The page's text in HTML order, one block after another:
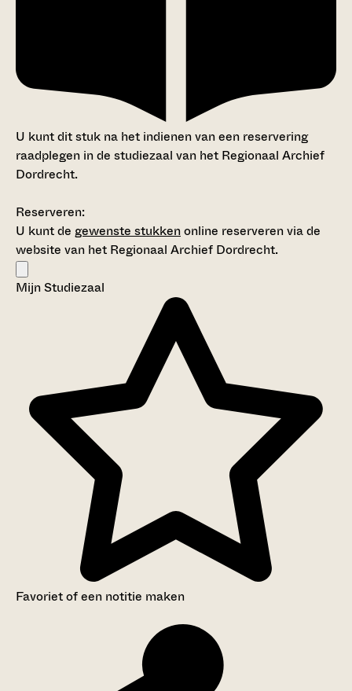
U kunt dit stuk na het indienen van een reservering
raadplegen in de studiezaal van het Regionaal Archief
Dordrecht.
Reserveren:
U kunt de gewenste stukkenonline reserveren via de
website van het Regionaal Archief Dordrecht.
Mijn Studiezaal
Favoriet of een notitie maken